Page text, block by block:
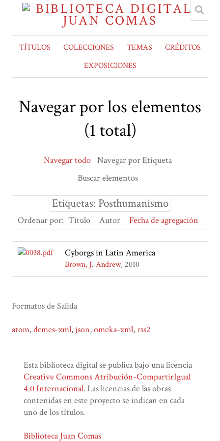
TÍTULOS COLECCIONES TEMAS
CRÉDITOS
EXPOSICIONES
Navegar por los elementos
(1 total)
Navegar todo Navegar por Etiqueta
Buscar elementos
Etiquetas: Posthumanismo
Ordenar por: Título Autor Fecha de agregación
Cyborgs in Latin America
Brown, J. Andrew 2010
Formatos de Salida
atom,dcmes-xml, json,omeka-xml,rss2
Esta biblioteca digital se publica bajo una licencia
Creative Commons Atribución-CompartirIgual
4.0 Internacional. Las licencias de las obras
contenidas en este proyecto se indican en cada
uno de los títulos.
Biblioteca Juan Comas